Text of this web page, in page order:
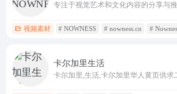
专注于视觉艺术和文化内容的分享与
视频素材 # NOWNESS # nowness.cn #
卡尔加里生活